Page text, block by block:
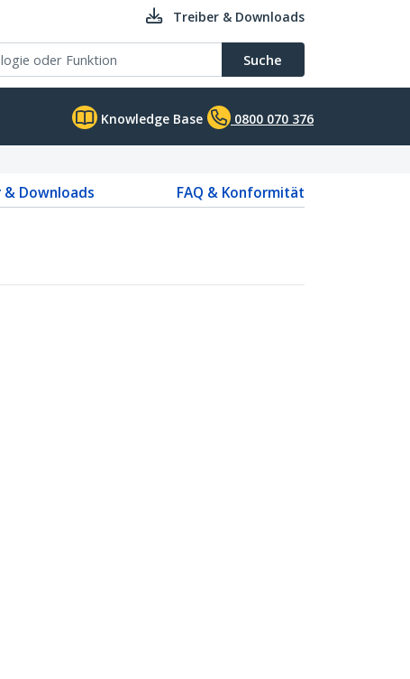
Treiber & Downloads
Suche
Knowledge Base 0800 070 376
Downloads
FAQ & Konformität